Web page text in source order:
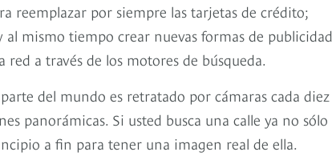
reemplazar por siempre las tarjetas de crédito;
mismo tiempo crear nuevas formas de publicidad
a través de los motores de búsqueda.
del mundo es retratado por cámaras cada diez
panorámicas. Si usted busca una calle ya no sólo
a fin para tener una imagen real de ella.